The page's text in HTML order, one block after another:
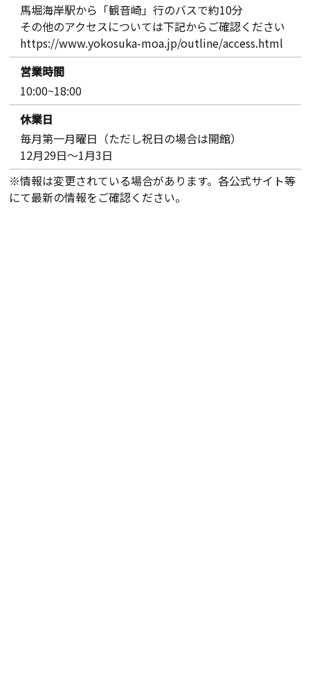
馬堀海岸駅から「観音崎」行のバスで約10分
その他のアクセスについては下記からご確認ください
https://www.yokosuka-moa.jp/outline/access.html
営業時間
10:00~18:00
休業日
毎月第一月曜日（ただし祝日の場合は開館）
12月29日～1月3日
※情報は変更されている場合があります。各公式サイト等
にて最新の情報をご確認ください。